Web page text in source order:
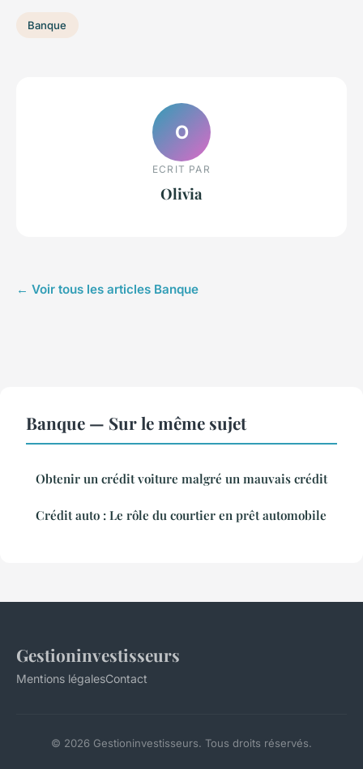
Banque
O
ECRIT PAR
Olivia
← Voir tous les articles Banque
Banque — Sur le même sujet
Obtenir un crédit voiture malgré un mauvais crédit
Crédit auto : Le rôle du courtier en prêt automobile
Gestioninvestisseurs
Mentions légalesContact
© 2026 Gestioninvestisseurs. Tous droits réservés.